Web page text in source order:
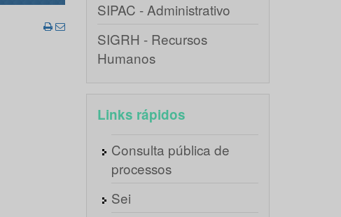
SIPAC - Administrativo
SIGRH - Recursos
Humanos
Links rápidos
Consulta pública de
processos
Sei